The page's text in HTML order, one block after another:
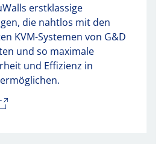
erstklassige
die nahtlos mit den
KVM-Systemen von G&D
und so maximale
und Effizienz in